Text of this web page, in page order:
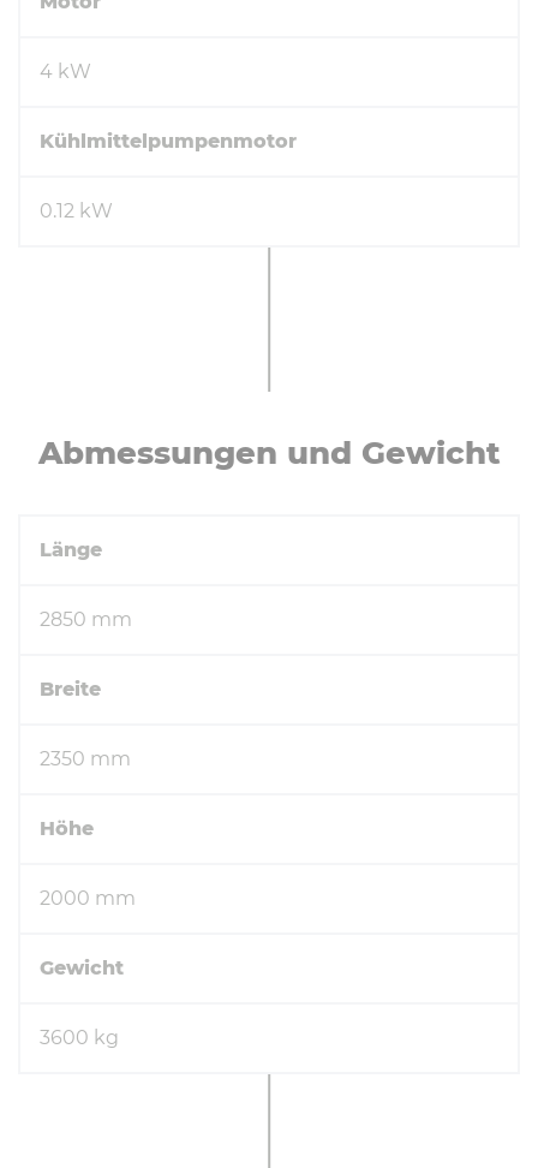
4 kW
Kühlmittelpumpenmotor
0.12 kW
Ab­mes­sun­gen und Gewicht
Länge
2850 mm
Breite
2350 mm
Höhe
2000 mm
Gewicht
3600 kg